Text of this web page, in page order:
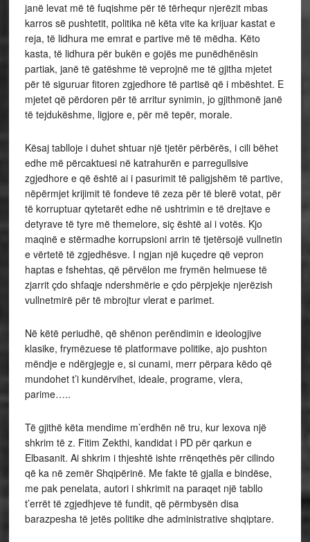
janë levat më të fuqishme për të tërhequr njerëzit mbas
karros së pushtetit, politika në këta vite ka krijuar kastat e
reja, të lidhura me emrat e partive më të mëdha. Këto
kasta, të lidhura për bukën e gojës me punëdhënësin
partiak, janë të gatëshme të veprojnë me të gjitha mjetet
për të siguruar fitoren zgjedhore të partisë që i mbështet. E
mjetet që përdoren për të arritur synimin, jo gjithmonë janë
të tejdukëshme, ligjore e, për më tepër, morale.
Kësaj tablloje i duhet shtuar një tjetër përbërës, i cili bëhet
edhe më përcaktuesi në katrahurën e parregullsive
zgjedhore e që është ai i pasurimit të paligjshëm të partive,
nëpërmjet krijimit të fondeve të zeza për të blerë votat, për
të korruptuar qytetarët edhe në ushtrimin e të drejtave e
detyrave të tyre më themelore, siç është ai i votës. Kjo
maqinë e stërmadhe korrupsioni arrin të tjetërsojë vullnetin
e vërtetë të zgjedhësve. I ngjan një kuçedre që vepron
haptas e fshehtas, që përvëlon me frymën helmuese të
zjarrit çdo shfaqje ndershmërie e çdo përpjekje njerëzish
vullnetmirë për të mbrojtur vlerat e parimet.
Në këtë periudhë, që shënon perëndimin e ideologjive
klasike, frymëzuese të platformave politike, ajo pushton
mëndje e ndërgjegje e, si cunami, merr përpara këdo që
mundohet t’i kundërvihet, ideale, programe, vlera,
parime…..
Të gjithë këta mendime m’erdhën në tru, kur lexova një
shkrim të z. Fitim Zekthi, kandidat i PD për qarkun e
Elbasanit. Ai shkrim i thjeshtë ishte rrënqethës për cilindo
që ka në zemër Shqipërinë. Me fakte të gjalla e bindëse,
me pak penelata, autori i shkrimit na paraqet një tabllo
t’errët të zgjedhjeve të fundit, që përmbysën disa
barazpesha të jetës politike dhe administrative shqiptare.